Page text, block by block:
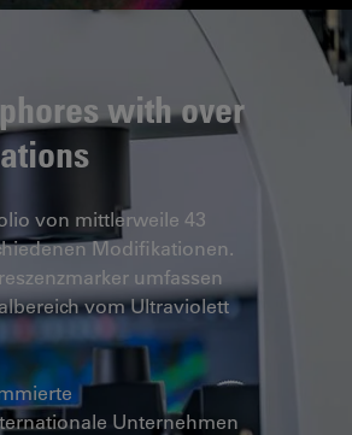
with over
von mittlerweile 43
Modifikationen.
umfassen
vom Ultraviolett
Unternehmen